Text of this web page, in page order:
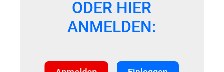
ODER HIER
ANMELDEN: